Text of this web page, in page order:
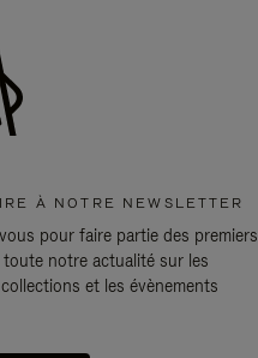
À NOTRE NEWSLETTER
pour faire partie des premiers
toute notre actualité sur les
et les évènements